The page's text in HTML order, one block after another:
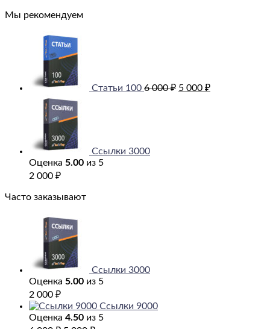
Мы рекомендуем
Статьи 100 6 000₽ 000 ₽.
5 000 ₽
Ссылки 3000
Оценка 5.00 из 5
2 000 ₽
Часто заказывают
Ссылки 3000
Оценка 5.00 из 5
2 000 ₽
Ссылки 9000
Оценка 4.50 из 5